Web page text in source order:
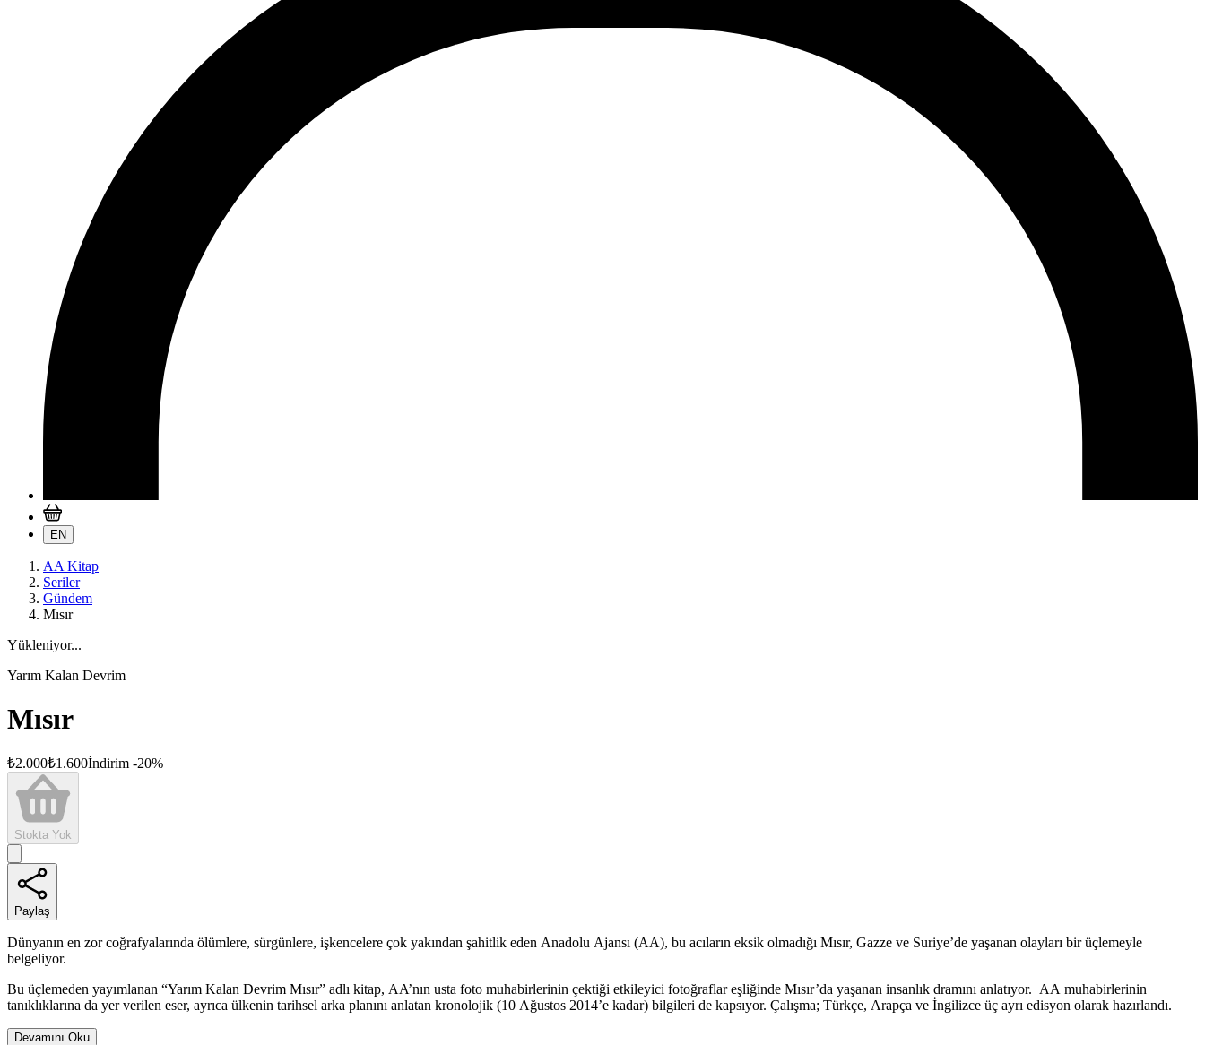
EN
AA Kitap
Seriler
Gündem
Mısır
Yükleniyor...
Yarım Kalan Devrim
Mısır
₺2.000₺1.600İndirim -20%
Stokta Yok
Paylaş
Dünyanın en zor coğrafyalarında ölümlere, sürgünlere, işkencelere çok yakından şahitlik eden Anadolu Ajansı (AA), bu acıların eksik olmadığı Mısır, Gazze ve Suriye’de yaşanan olayları bir üçlemeyle
belgeliyor.
Bu üçlemeden yayımlanan “Yarım Kalan Devrim Mısır” adlı kitap, AA’nın usta foto muhabirlerinin çektiği etkileyici fotoğraflar eşliğinde Mısır’da yaşanan insanlık dramını anlatıyor. AA muhabirlerinin
tanıklıklarına da yer verilen eser, ayrıca ülkenin tarihsel arka planını anlatan kronolojik (10 Ağustos 2014’e kadar) bilgileri de kapsıyor. Çalışma; Türkçe, Arapça ve İngilizce üç ayrı edisyon olarak hazırlandı.
Devamını Oku